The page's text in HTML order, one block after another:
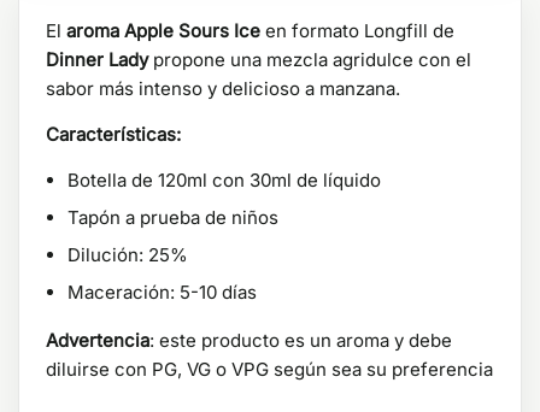
El aroma Apple Sours Ice en formato Longfill de
Dinner Ladypropone una mezcla agridulce con el
sabor más intenso y delicioso a manzana.
Características:
Botella de 120ml con 30ml de líquido
Tapón a prueba de niños
Dilución: 25%
Maceración: 5-10 días
Advertencia: este producto es un aroma y debe
diluirse con PG, VG o VPG según sea su preferencia